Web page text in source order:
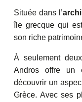
Située dans l’
île grecque qui
son riche
À seulement
Andros offre un
découvrir un
Grèce. Avec ses